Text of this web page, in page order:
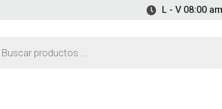
L - V 08:00